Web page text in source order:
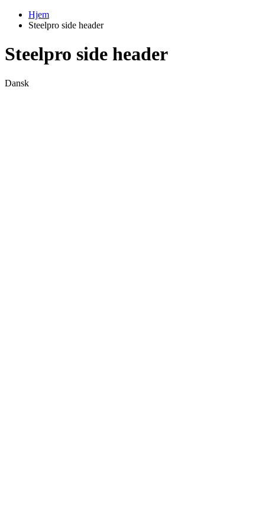
Hjem
Steelpro side header
Steelpro side header
Dansk